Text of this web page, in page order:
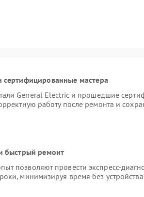
сертифицированные мастера
General Electric и прошедшие
работу после ремонта и
быстрый ремонт
позволяют провести экспресс-
минимизируя время без устройства